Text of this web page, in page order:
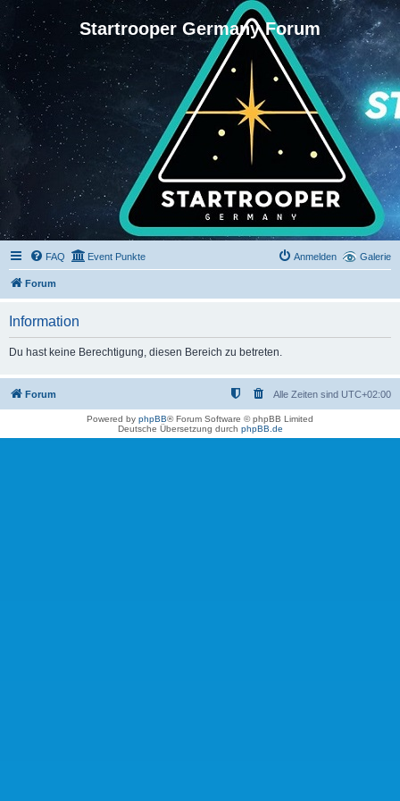
Startrooper Germany Forum
Galerie
FAQ Event Punkte Anmelden
Forum
Information
Du hast keine Berechtigung, diesen Bereich zu betreten.
Forum Alle Zeiten sind UTC+02:00
Powered by phpBB® Forum Software © phpBB Limited
Deutsche Übersetzung durch phpBB.de